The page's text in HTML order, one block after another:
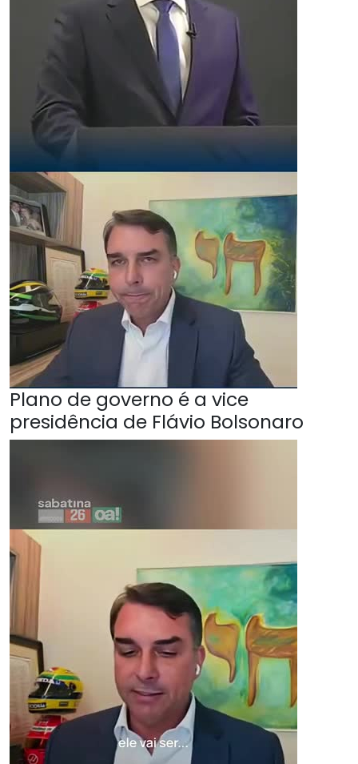
Plano de governo é a vice
presidência de Flávio Bolsonaro